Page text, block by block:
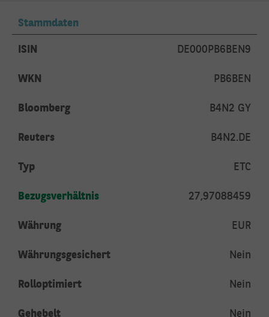
Stammdaten
ISIN
DE000PB6BEN9
WKN PB6BEN
Bloomberg B4N2 GY
Reuters B4N2.DE
Typ ETC
Bezugsverhältnis 27,97088459
Währung EUR
Währungsgesichert Nein
Rolloptimiert Nein
Gehebelt Nein